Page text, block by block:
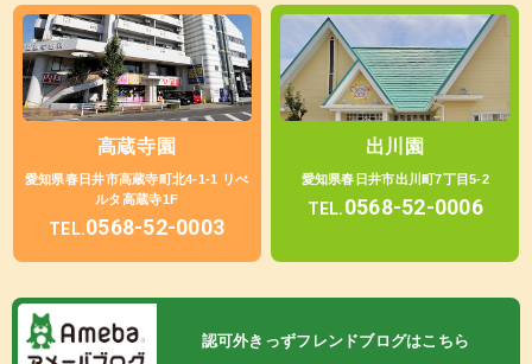
高蔵寺園
愛知県春日井市高蔵寺町北4-1-1 リべ
ルタ高蔵寺1F
TEL.0568-52-0003
出川園
愛知県春日井市出川町7丁目5-2
TEL.0568-52-0006
認可外きっずフレンドブログはこちら